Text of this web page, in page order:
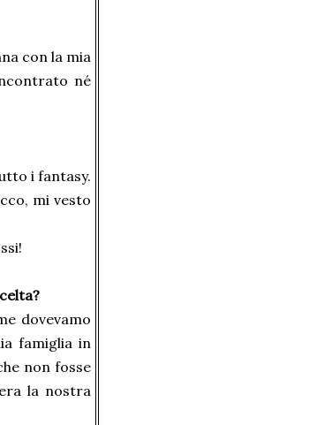
con la mia
né
i fantasy.
mi vesto
dovevamo
famiglia in
non fosse
la nostra